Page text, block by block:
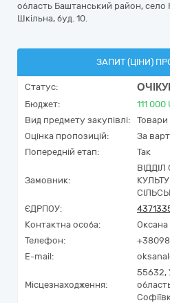
область Баштанський район, село
Шкільна, буд. 10.
ЗАПИТ (ЦІНИ)
Статус:
Бюджет: 111 000
Вид предмету закупівлі:
Товари
Оцінка пропозицій:
За
Попередній етап:
Так
Замовник:
ЄДРПОУ:
Контактна особа:
Оксана
Телефон:
E-mail:
Місцезнаходження:
55632,